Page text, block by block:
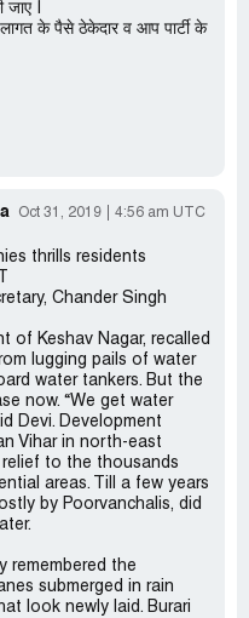
I
के पैसे ठेकेदार व आप पार्टी के
Oct 31, 2019 4:56 am UTC
thrills residents
Chander Singh
of Keshav Nagar, recalled
lugging pails of water
water tankers. But the
now. “We get water
Devi. Development
Vihar in north-east
relief to the thousands
areas. Till a few years
by Poorvanchalis, did
remembered the
submerged in rain
look newly laid. Burari